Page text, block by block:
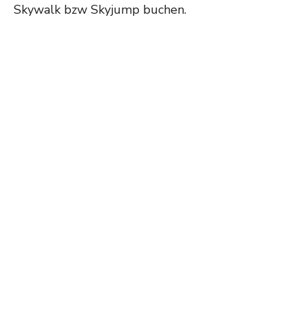
Skywalk bzw Skyjump buchen.